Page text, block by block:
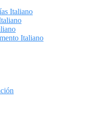
Italiano
Italiano